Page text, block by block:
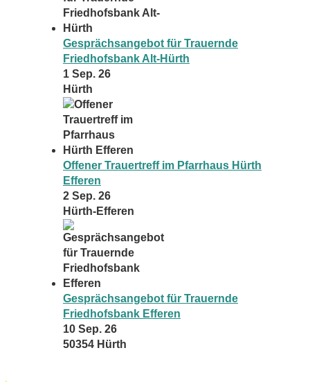
Gesprächsangebot für Trauernde
Friedhofsbank Alt-Hürth
1 Sep. 26
Hürth
Offener Trauertreff im Pfarrhaus Hürth
Efferen
2 Sep. 26
Hürth-Efferen
Gesprächsangebot für Trauernde
Friedhofsbank Efferen
10 Sep. 26
50354 Hürth